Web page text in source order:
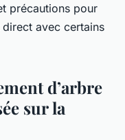
précautions pour
avec certains
d’arbre
sur la